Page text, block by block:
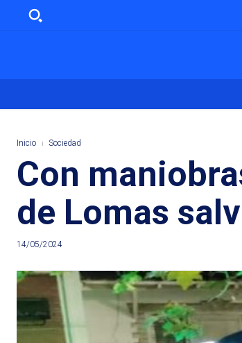
Inicio Sociedad
Con
de Lomas
14/05/2024